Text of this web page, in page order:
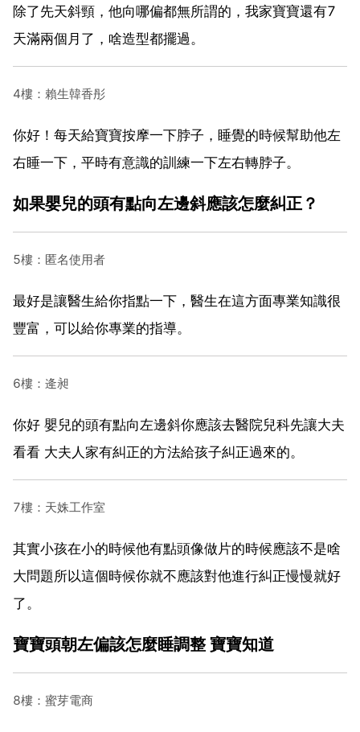
除了先天斜頸，他向哪偏都無所謂的，我家寶寶還有7
天滿兩個月了，啥造型都擺過。
4樓：賴生韓香彤
你好！每天給寶寶按摩一下脖子，睡覺的時候幫助他左
右睡一下，平時有意識的訓練一下左右轉脖子。
如果嬰兒的頭有點向左邊斜應該怎麼糾正？
5樓：匿名使用者
最好是讓醫生給你指點一下，醫生在這方面專業知識很
豐富，可以給你專業的指導。
6樓：逄昶
你好 嬰兒的頭有點向左邊斜你應該去醫院兒科先讓大夫
看看 大夫人家有糾正的方法給孩子糾正過來的。
7樓：天姝工作室
其實小孩在小的時候他有點頭像做片的時候應該不是啥
大問題所以這個時候你就不應該對他進行糾正慢慢就好
了。
寶寶頭朝左偏該怎麼睡調整 寶寶知道
8樓：蜜芽電商